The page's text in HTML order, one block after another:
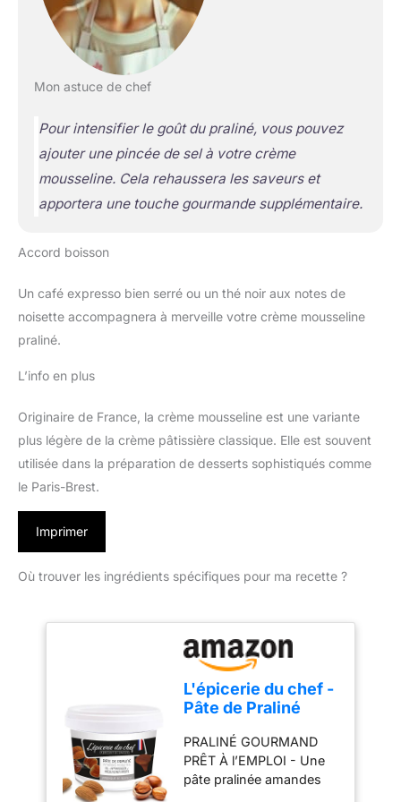
Mon astuce de chef
Pour intensifier le goût du praliné, vous pouvez
ajouter une pincée de sel à votre crème
mousseline. Cela rehaussera les saveurs et
apportera une touche gourmande supplémentaire.
Accord boisson
Un café expresso bien serré ou un thé noir aux notes de
noisette accompagnera à merveille votre crème mousseline
praliné.
L’info en plus
Originaire de France, la crème mousseline est une variante
plus légère de la crème pâtissière classique. Elle est souvent
utilisée dans la préparation de desserts sophistiqués comme
le Paris-Brest.
Imprimer
Où trouver les ingrédients spécifiques pour ma recette ?
L'épicerie du chef -
Pâte de Praliné
200 g
PRALINÉ GOURMAND
PRÊT À l’EMPLOI - Une
pâte pralinée amandes